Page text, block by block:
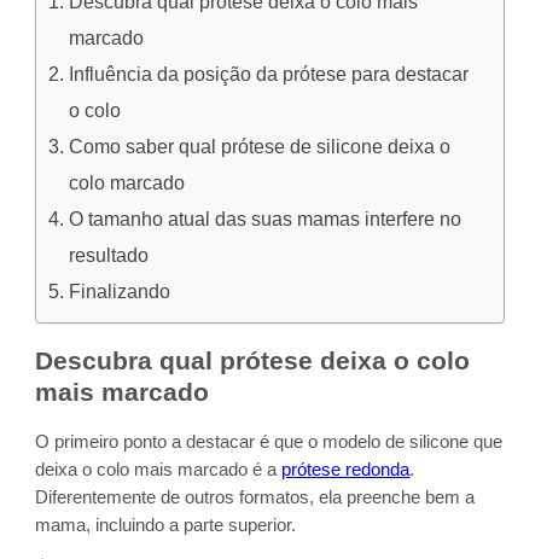
marcado
Influência da posição da prótese para destacar
o colo
Como saber qual prótese de silicone deixa o
colo marcado
O tamanho atual das suas mamas interfere no
resultado
Finalizando
Descubra qual prótese deixa o colo
mais marcado
O primeiro ponto a destacar é que o modelo de silicone que
deixa o colo mais marcado é a prótese redonda.
Diferentemente de outros formatos, ela preenche bem a
mama, incluindo a parte superior.